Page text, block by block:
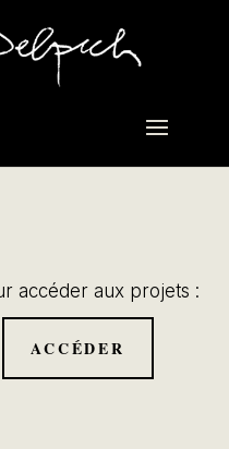
accéder aux projets :